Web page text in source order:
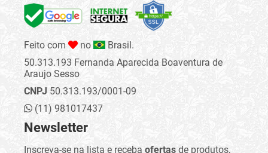
Feito com no
Brasil.
50.313.193 Fernanda Aparecida Boaventura de
Araujo Sesso
CNPJ 50.313.193/0001-09
(11) 981017437
Newsletter
Inscreva-se na lista e receba ofertas de produtos,